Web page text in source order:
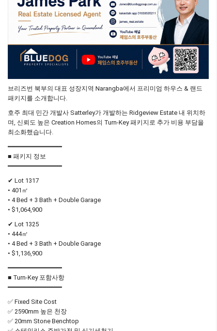
브리즈번 북부의 대표 성장지역 Narangba에서 프리미엄 하우스 & 랜드
패키지를 소개합니다.
호주 최대 민간 개발사 Satterley가 개발하는 Ridgeview Estate 내 위치하
며, 신뢰도 높은 Creation Homes의 Turn-Key 패키지로 추가 비용 부담을
최소화했습니다.
━━━━━━━━━━━━━━
■ 패키지 정보
━━━━━━━━━━━━━━
✔ Lot 1317
• 401㎡
• 4 Bed + 3 Bath + Double Garage
• $1,064,900
✔ Lot 1325
• 444㎡
• 4 Bed + 3 Bath + Double Garage
• $1,136,900
━━━━━━━━━━━━━━
■ Turn-Key 포함사항
━━━━━━━━━━━━━━
✅ Fixed Site Cost
✅ 2590mm 높은 천장
✅ 20mm Stone Benchtop